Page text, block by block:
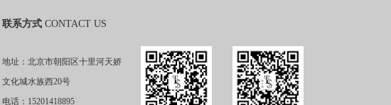
联系方式 CONTACT US
地址：北京市朝阳区十里河天娇
文化城水族西20号
电话：15201418895